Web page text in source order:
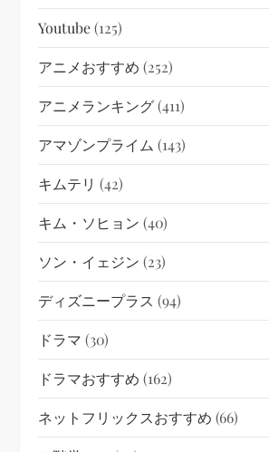
Youtube(125)
アニメおすすめ (252)
アニメランキング(411)
アマゾンプライム (143)
キムテリ (42)
キム・ソヒョン (40)
ソン・イェジン (23)
ディズニープラス (94)
ドラマ (30)
ドラマおすすめ (162)
ネットフリックスおすすめ (66)